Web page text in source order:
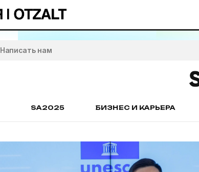
Написать нам
SA2025 БИЗНЕС И КАРЬЕРА